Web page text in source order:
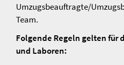
Umzugsbeauftragte/
Team.
Folgende Regeln gelten für
und Laboren: